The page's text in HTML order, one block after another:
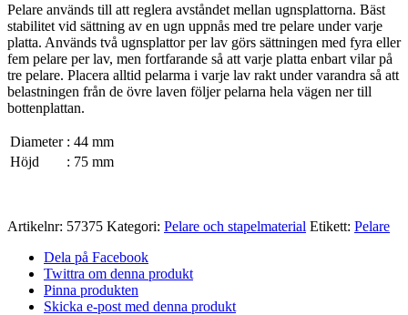
Pelare används till att reglera avståndet mellan ugnsplattorna. Bäst
stabilitet vid sättning av en ugn uppnås med tre pelare under varje
platta. Används två ugnsplattor per lav görs sättningen med fyra eller
fem pelare per lav, men fortfarande så att varje platta enbart vilar på
tre pelare. Placera alltid pelarma i varje lav rakt under varandra så att
belastningen från de övre laven följer pelarna hela vägen ner till
bottenplattan.
Diameter : 44 mm
Höjd
: 75 mm
Artikelnr: 57375 Kategori: Pelare och stapelmaterial Etikett: Pelare
Dela på Facebook
Twittra om denna produkt
Pinna produkten
Skicka e-post med denna produkt